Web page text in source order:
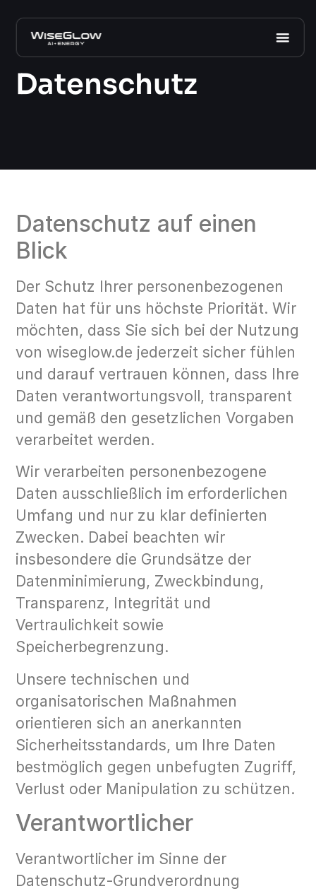
Datenschutz
Datenschutz auf einen
Blick
Der Schutz Ihrer personenbezogenen
Daten hat für uns höchste Priorität. Wir
möchten, dass Sie sich bei der Nutzung
von wiseglow.de jederzeit sicher fühlen
und darauf vertrauen können, dass Ihre
Daten verantwortungsvoll, transparent
und gemäß den gesetzlichen Vorgaben
verarbeitet werden.
Wir verarbeiten personenbezogene
Daten ausschließlich im erforderlichen
Umfang und nur zu klar definierten
Zwecken. Dabei beachten wir
insbesondere die Grundsätze der
Datenminimierung, Zweckbindung,
Transparenz, Integrität und
Vertraulichkeit sowie
Speicherbegrenzung.
Unsere technischen und
organisatorischen Maßnahmen
orientieren sich an anerkannten
Sicherheitsstandards, um Ihre Daten
bestmöglich gegen unbefugten Zugriff,
Verlust oder Manipulation zu schützen.
Verantwortlicher
Verantwortlicher im Sinne der
Datenschutz-Grundverordnung